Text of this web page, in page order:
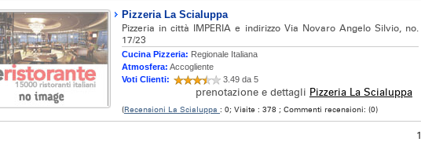
Pizzeria La Scialuppa
Pizzeria in città IMPERIA e indirizzo Via Novaro Angelo Silvio, no.
17/23
Cucina Pizzeria: Regionale Italiana
Atmosfera: Accogliente
Voti Clienti:
3.49 da 5
prenotazione e dettagli Pizzeria La Scialuppa
(Recensioni La Scialuppa : 0; Visite : 378 ; Commenti recensioni: (0)
1